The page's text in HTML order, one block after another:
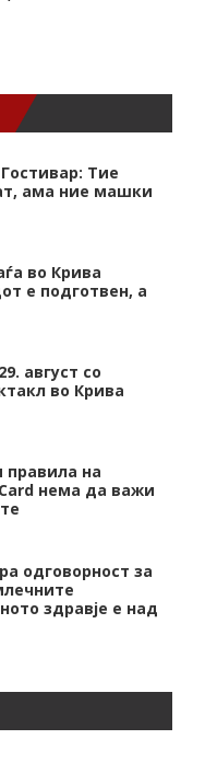
Тие
ама ние машки
во Крива
е подготвен, а
август со
во Крива
правила на
нема да важи
одговорност за
здравје е над